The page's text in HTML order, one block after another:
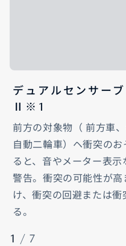
デュアルセンサー
Ⅱ※1
前方の対象物（ 前方車
自動二輪車）ヘ衝突の
ると、音やメーター表
警告。衝突の可能性が
け、衝突の回避または
る。
1 / 7